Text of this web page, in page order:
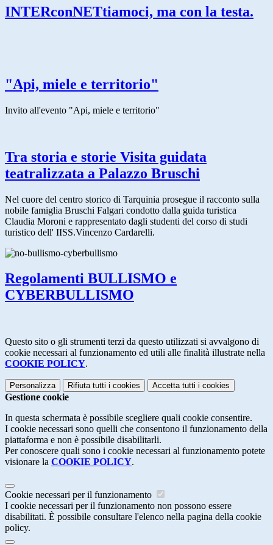
INTERconNETtiamoci, ma con la testa.
"Api, miele e territorio"
Invito all'evento "Api, miele e territorio"
Tra storia e storie Visita guidata
teatralizzata a Palazzo Bruschi
Nel cuore del centro storico di Tarquinia prosegue il racconto sulla
nobile famiglia Bruschi Falgari condotto dalla guida turistica
Claudia Moroni e rappresentato dagli studenti del corso di studi
turistico dell' IISS.Vincenzo Cardarelli.
Regolamenti BULLISMO e
CYBERBULLISMO
Questo sito o gli strumenti terzi da questo utilizzati si avvalgono di
cookie necessari al funzionamento ed utili alle finalità illustrate nella
COOKIE POLICY.
Personalizza Rifiuta tutti i cookies Accetta tutti i cookies
Gestione cookie
In questa schermata è possibile scegliere quali cookie consentire.
I cookie necessari sono quelli che consentono il funzionamento della
piattaforma e non è possibile disabilitarli.
Per conoscere quali sono i cookie necessari al funzionamento potete
visionare la COOKIE POLICY.
Cookie necessari per il funzionamento
I cookie necessari per il funzionamento non possono essere
disabilitati. È possibile consultare l'elenco nella pagina della cookie
policy.